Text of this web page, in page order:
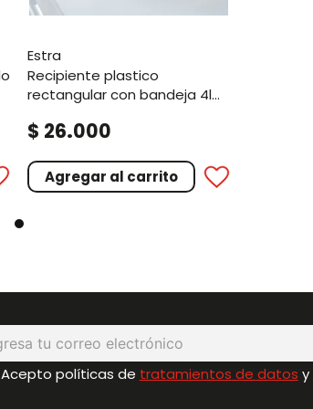
estra
recipiente plastico
rectangular con bandeja 4l
$ 26.000
Agregar al carrito
Acepto políticas de tratamientos de datos y